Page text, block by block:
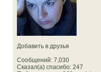
Добавить в друзья
Сообщений: 7,030
Сказал(а) спасибо: 247